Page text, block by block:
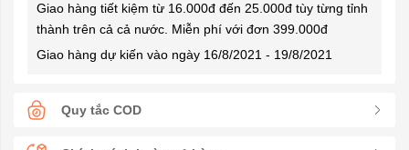
Giao hàng tiết kiệm từ 16.000đ đến 25.000đ tùy từng tỉnh
thành trên cả cả nước. Miễn phí với đơn 399.000đ
Giao hàng dự kiến vào ngày 16/8/2021 - 19/8/2021
Quy tắc COD